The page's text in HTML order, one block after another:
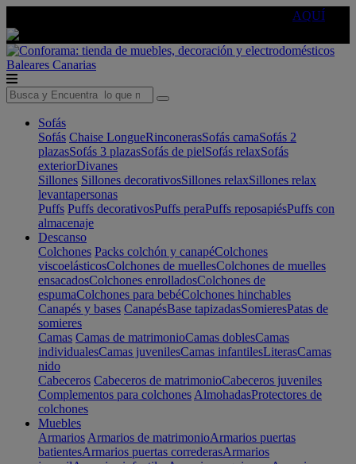
AQUÍ
Baleares Canarias
Sofás
Sofás Chaise LongueRinconerasSofás camaSofás 2
plazasSofás 3 plazasSofás de pielSofás relaxSofás
exteriorDivanes
Sillones Sillones decorativosSillones relaxSillones relax
levantapersonas
Puffs Puffs decorativosPuffs peraPuffs reposapiésPuffs con
almacenaje
Descanso
Colchones Packs colchón y canapéColchones
viscoelásticosColchones de muellesColchones de muelles
ensacadosColchones enrolladosColchones de
espumaColchones para bebéColchones hinchables
Canapés y bases CanapésBase tapizadasSomieresPatas de
somieres
Camas Camas de matrimonioCamas doblesCamas
individualesCamas juvenilesCamas infantilesLiterasCamas
nido
Cabeceros Cabeceros de matrimonioCabeceros juveniles
Complementos para colchones AlmohadasProtectores de
colchones
Muebles
Armarios Armarios de matrimonioArmarios puertas
batientesArmarios puertas correderasArmarios